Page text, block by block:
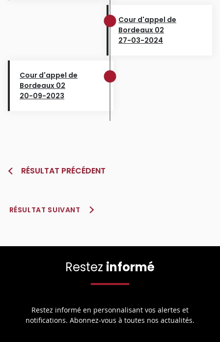
Cour d'appel de
Bordeaux 02
27-03-2024
Cour d'appel de
Bordeaux 02
20-09-2023
RÉSULTAT PRÉCÉDENT
RÉSULTAT SUIVANT
Restez informé
Restez informé en personnalisant vos alertes et
notifications. Abonnez-vous à toutes nos actualités.